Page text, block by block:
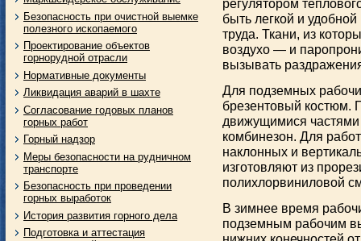
Безопасность при очистной выемке
полезного ископаемого
Проектирование объектов
горнорудной отрасли
Нормативные документы
Ликвидация аварий в шахте
Согласование годовых планов
горных работ
Горный надзор
Меры безопасности на рудничном
транспорте
Безопасность при проведении
горных выработок
История развития горного дела
Подготовка и аттестация
быть легкой и
труда. Ткани, из
воздухо — и
вызывать
Для подземных
брезентовый костюм.
движущимися
комбинезон. Для
наклонных и
изготовляют из
полихлорвиниловой
В зимнее время
подземным рабочим